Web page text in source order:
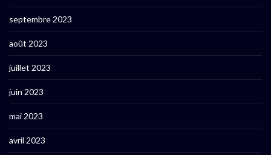
septembre 2023
août 2023
juillet 2023
juin 2023
mai 2023
avril 2023